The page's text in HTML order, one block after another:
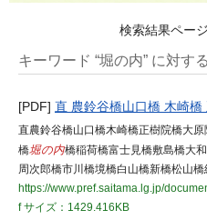
検索結果ページ
キーワード “堀の内” に対す
[PDF] 直 農鈴谷橋山口橋 木崎
直農鈴谷橋山口橋木崎橋正樹院橋大
橋堀の内橋稲荷橋富士見橋敷島橋大
周次郎橋市川橋境橋白山橋新橋松山
https://www.pref.saitama.lg.jp/
fサイズ：1429.416KB